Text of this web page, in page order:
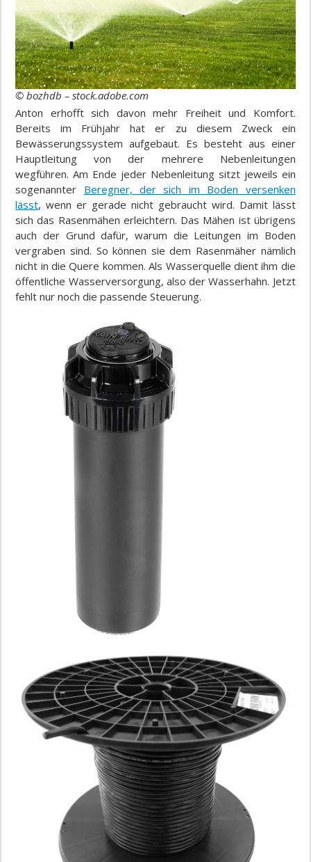
© bozhdb – stock.adobe.com
Anton erhofft sich davon mehr Freiheit und Komfort.
Bereits im Frühjahr hat er zu diesem Zweck ein
Bewässerungssystem aufgebaut. Es besteht aus einer
Hauptleitung von der mehrere Nebenleitungen
wegführen. Am Ende jeder Nebenleitung sitzt jeweils ein
sogenannter Beregner, der sich im Boden versenken
lässt, wenn er gerade nicht gebraucht wird. Damit lässt
sich das Rasenmähen erleichtern. Das Mähen ist übrigens
auch der Grund dafür, warum die Leitungen im Boden
vergraben sind. So können sie dem Rasenmäher nämlich
nicht in die Quere kommen. Als Wasserquelle dient ihm die
öffentliche Wasserversorgung, also der Wasserhahn. Jetzt
fehlt nur noch die passende Steuerung.